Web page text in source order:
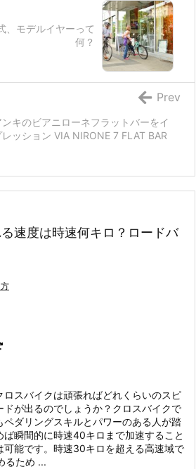
、モデルイヤーって
何？
ンキのビアニローネフラットバーをイ
レッション VIA NIRONE 7 FLAT BAR
Prev
速度は時速何キロ？ロードバ
ロスバイクは頑張ればどれくらいのスピ
ドが出るのでしょうか？ クロスバイクで
ペダリングスキルとパワーのある人が踏
ば瞬間的に時速40キロまで加速すること
可能です。 時速30キロを超える高速域で
るため ...